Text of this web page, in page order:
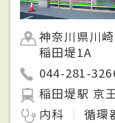
神奈川県川
稲田堤1A
044-281-
稲田堤駅 京
内科
循環